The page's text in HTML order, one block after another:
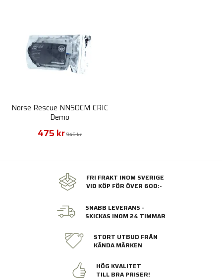
Norse Rescue NNSOCM CRIC
Demo
475 kr 945 kr
FRI FRAKT INOM SVERIGE
VID KÖP FÖR ÖVER 600:-
SNABB LEVERANS -
SKICKAS INOM 24 TIMMAR
STORT UTBUD FRÅN
KÄNDA MÄRKEN
HÖG KVALITET
TILL BRA PRISER!